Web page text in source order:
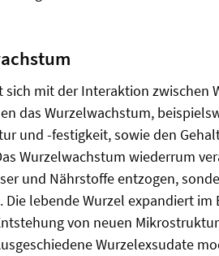
mit der Interaktion zwischen
das Wurzelwachstum,
und -festigkeit, sowie den
Wurzelwachstum wiederrum
und Nährstoffe entzogen,
lebende Wurzel expandiert im
von neuen
Wurzelexsudate